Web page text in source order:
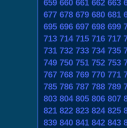
659 660 661 662 663
677 678 679 680 681
695 696 697 698 699
713 714 715 716 717
731 732 733 734 735
749 750 751 752 753
767 768 769 770 771
785 786 787 788 789
803 804 805 806 807
821 822 823 824 825
839 840 841 842 843